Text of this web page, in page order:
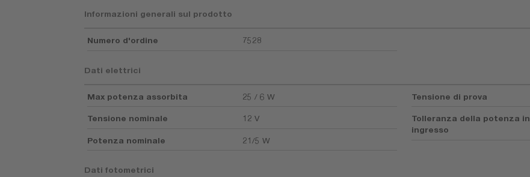
Informazioni generali sul prodotto
Numero d'ordine 7528
Dati elettrici
Max potenza assorbita 25 / 6 W
Tensione nominale 12 V
Potenza nominale 21/5 W
Tensione di prova
Tolleranza della potenza in
ingresso
Dati fotometrici